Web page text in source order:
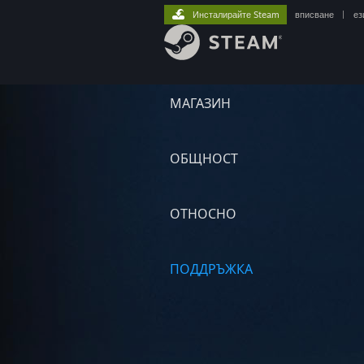
МАГАЗИН
ОБЩНОСТ
ОТНОСНО
ПОДДРЪЖКА
Инсталирайте Steam вписване